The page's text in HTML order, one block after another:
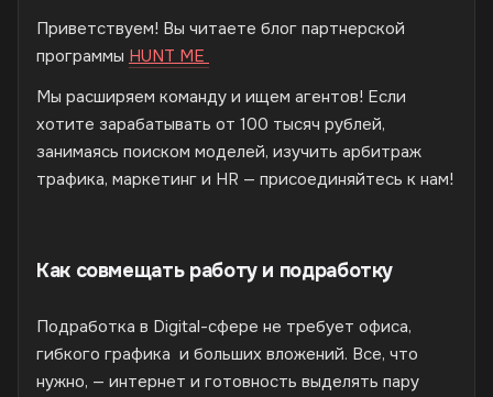
Приветствуем! Вы читаете блог партнерской
программы HUNT ME
Мы расширяем команду и ищем агентов! Если
хотите зарабатывать от 100 тысяч рублей,
занимаясь поиском моделей, изучить арбитраж
трафика, маркетинг и HR — присоединяйтесь к нам!
Как совмещать работу и подработку
Подработка в Digital-сфере не требует офиса,
гибкого графика и больших вложений. Все, что
нужно, — интернет и готовность выделять пару